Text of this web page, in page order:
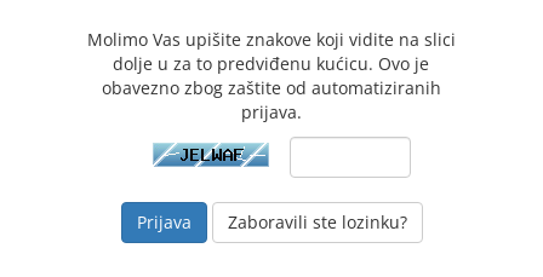
Molimo Vas upišite znakove koji vidite na slici
dolje u za to predviđenu kućicu. Ovo je
obavezno zbog zaštite od automatiziranih
prijava.
Zaboravili ste lozinku?